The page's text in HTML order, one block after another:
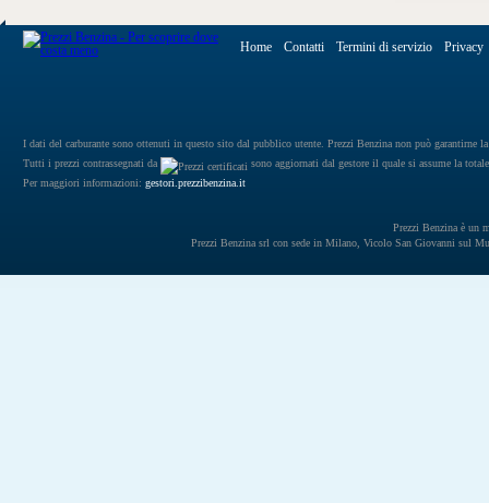
Home Contatti Termini di servizio Privacy
I dati del carburante sono ottenuti in questo sito dal pubblico utente. Prezzi Benzina non può garantirne
Tutti i prezzi contrassegnati da
sono aggiornati dal gestore il quale si assume la
Per maggiori informazioni: gestori.prezzibenzina.it
Prezzi Benzina è un
Prezzi Benzina srl con sede in Milano, Vicolo San Giovanni sul